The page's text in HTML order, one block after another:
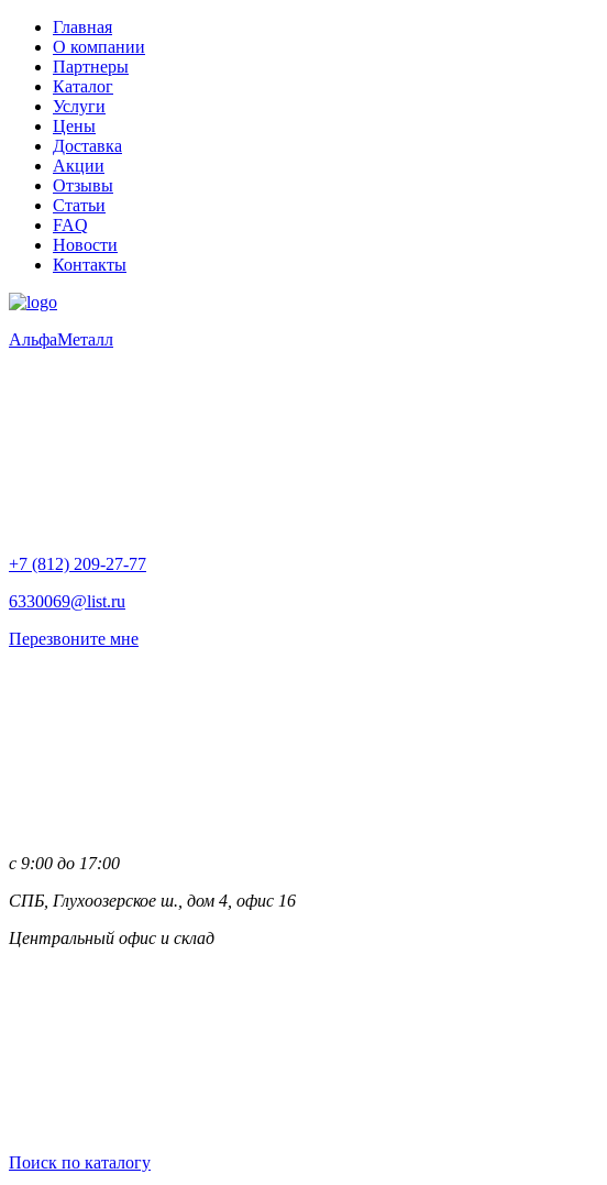
Главная
О компании
Партнеры
Каталог
Услуги
Цены
Доставка
Акции
Отзывы
Статьи
FAQ
Новости
Контакты
АльфаМеталл
+7 (812) 209-27-77
6330069@list.ru
Перезвоните мне
с 9:00 до 17:00
СПБ, Глухоозерское ш., дом 4, офис 16
Центральный офис и склад
Поиск по каталогу